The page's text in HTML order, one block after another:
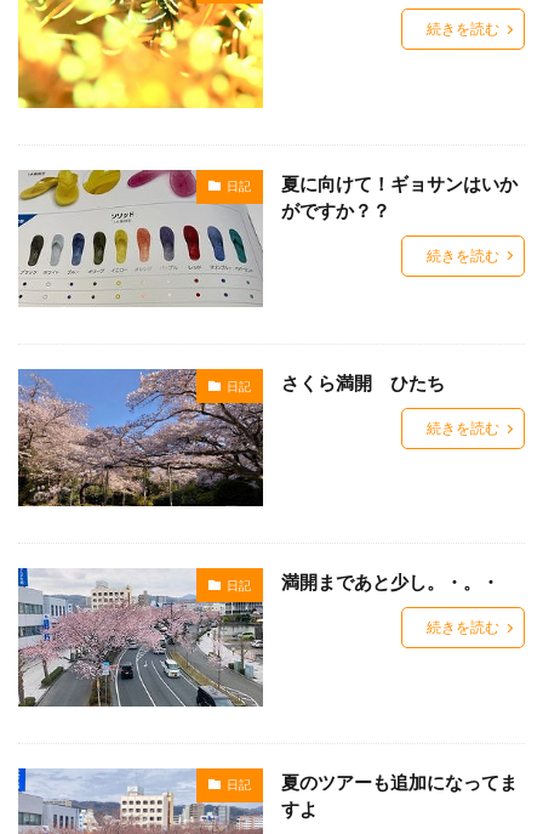
続きを読む
日記
夏に向けて！ギョサンはいか
がですか？？
続きを読む
日記 さくら満開 ひたち
続きを読む
日記 満開まであと少し。・。・
続きを読む
日記
夏のツアーも追加になってま
すよ